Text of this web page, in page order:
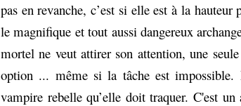
pas en revanche, c’est si elle est à la
le magnifique et tout aussi dangereux
mortel ne veut attirer son attention, une
option ... même si la tâche est impossible.
vampire rebelle qu’elle doit traquer. C'est